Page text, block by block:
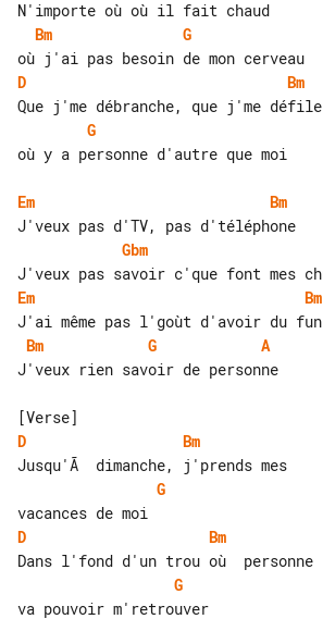
Bm
G
D
Bm
G
où y a personne d'autre que moi
Em
Bm
Gbm
Em
Bm
Bm
G
A
J'veux rien savoir de personne
D
Bm
G
D
Bm
G